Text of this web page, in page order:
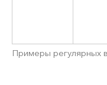
Примеры регулярных